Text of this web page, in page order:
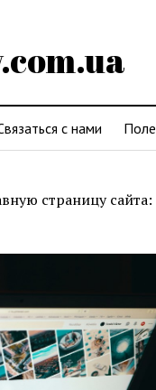
с нами
страницу сайта: